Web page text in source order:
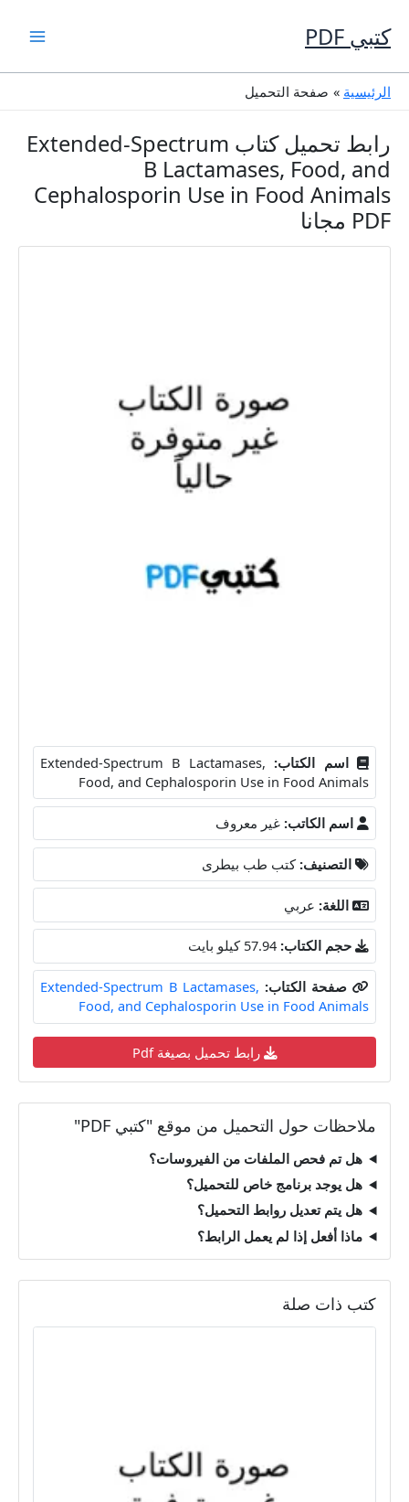
إلى
المحتوى
كتبي PDF
الرئيسية صفحة التحميل
رابط تحميل كتاب Extended-Spectrum
B Lactamases, Food, and
Cephalosporin Use in Food Animals
PDF مجانا
اسم الكتاب: Extended-Spectrum B Lactamases,
Food, and Cephalosporin Use in Food Animals
اسم الكاتب: غير معروف
التصنيف: كتب طب بيطرى
اللغة: عربي
حجم الكتاب: 57.94 كيلو بايت
صفحة الكتاب: Extended-Spectrum B Lactamases,
Food, and Cephalosporin Use in Food Animals
رابط تحميل بصيغة Pdf
ملاحظات حول التحميل من موقع "كتبي PDF"
هل تم فحص الملفات من الفيروسات؟
هل يوجد برنامج خاص للتحميل؟
هل يتم تعديل روابط التحميل؟
ماذا أفعل إذا لم يعمل الرابط؟
كتب ذات صلة